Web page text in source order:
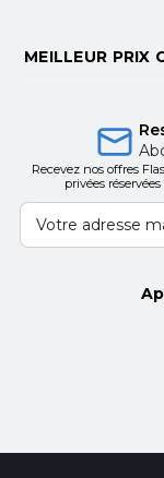
MEILLEUR PRIX
Recevez nos offres
privées